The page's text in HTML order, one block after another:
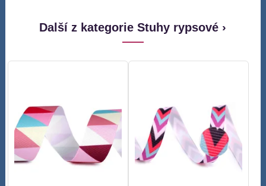
Další z kategorie Stuhy rypsové ›